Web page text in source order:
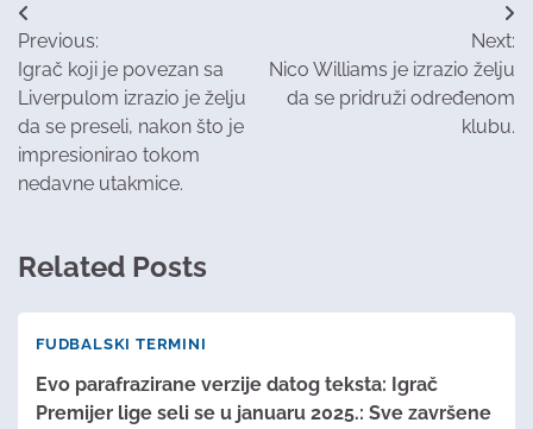
Post
navigation
Previous:
Igrač koji je povezan sa
Liverpulom izrazio je želju
da se preseli, nakon što je
impresionirao tokom
nedavne utakmice.
Next:
Nico Williams je izrazio želju
da se pridruži određenom
klubu.
Related Posts
FUDBALSKI TERMINI
Evo parafrazirane verzije datog teksta: Igrač
Premijer lige seli se u januaru 2025.: Sve završene